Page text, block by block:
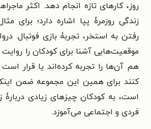
روز، کارهای تازه انجام دهد. اکثر
زندگی روزمرۀ پپا اشاره دارد؛ برای
رفتن به استخر، تجربۀ بازی فوتبال.
موقعیت‌هایی آشنا برای کودکان را
هم آن‌ها را تجربه کرده‌اند یا قرار
کنند برای همین این مجموعه ضمن
است، به کودکان چیزهای زیادی
فردی و اجتماعی می‌آموزد.